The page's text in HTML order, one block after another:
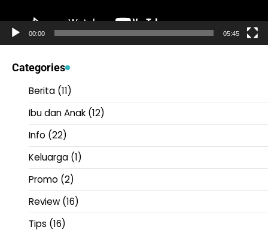
00:00 05:45
Categories
Berita (11)
Ibu dan Anak (12)
Info (22)
Keluarga (1)
Promo (2)
Review (16)
Tips (16)